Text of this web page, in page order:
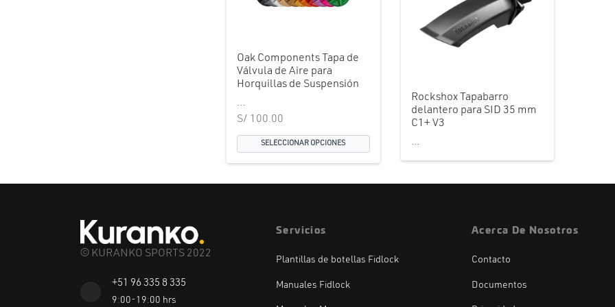
Oak Components Tapa de
Válvula de Aire para
Horquillas de Suspensión
...
S/ 100.00
SELECCIONAR OPCIONES
Rockshox Tapabarro
delantero para SID 35 mm
C1+ V3
...
© KURANKO SPORTS 2022
+51 96 335 8 335
9:00-19:00 hrs
Servicios
Plantillas de botellas Fidlock
Manuales Fidlock
Acerca De Nosotros
Contacto
Documentos